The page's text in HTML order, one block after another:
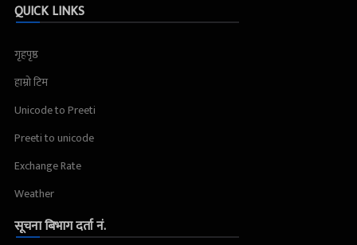
QUICK LINKS
गृहपृष्ठ
हाम्रो टिम
Unicode to Preeti
Preeti to unicode
Exchange Rate
Weather
सूचना बिभाग दर्ता नं.